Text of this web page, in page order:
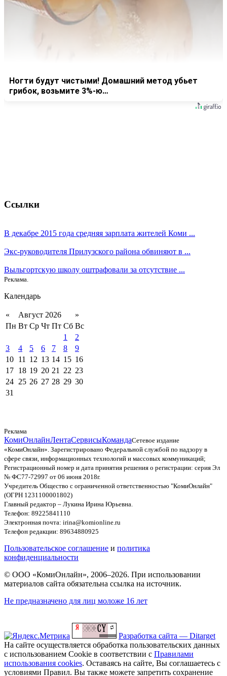
Ногти будут чистыми! Домашний метод убьет
грибок, возьмите 3%-ю…
Ссылки
В декабре 2015 года средняя зарплата жителей Коми ...
Экс-руководителя Прилузского района обвиняют в ...
Выльгортскую школу оштрафовали за отсутствие ...
Реклама.
Календарь
« Август 2026
»
Пн Вт Ср Чт Пт Сб Вс
1
2
3
4 5 6 7 8
9
10 11 12 13 14 15 16
17 18 19 20 21 22 23
24 25 26 27 28 29 30
31
Реклама
КомиОнлайнЛентаСервисыКомандаСетевое издание
«КомиОнлайн». Зарегистрировано Федеральной службой по надзору в
сфере связи, информационных технологий и массовых коммуникаций;
Регистрационный номер и дата принятия решения о регистрации: серия Эл
№ ФС77-72997 от 06 июня 2018г.
Учредитель Общество с ограниченной ответственностью "КомиОнлайн"
(ОГРН 1231100001802)
Главный редактор – Лукина Ирина Юрьевна.
Телефон: 89225841110
Электронная почта: irina@komionline.ru
Телефон редакции: 89634880925
Пользовательское соглашение и политика
конфиденциальности
© ООО «КомиОнлайн», 2006–2026. При использовании
материалов сайта обязательна ссылка на источник.
Не предназначено для лиц моложе 16 лет
Разработка сайта — Ditarget
На сайте осуществляется обработка пользовательских данных
с использованием Cookie в соответствии с Правилами
использования cookies. Оставаясь на сайте, Вы соглашаетесь с
условиями Правил. Вы также можете запретить сохранение